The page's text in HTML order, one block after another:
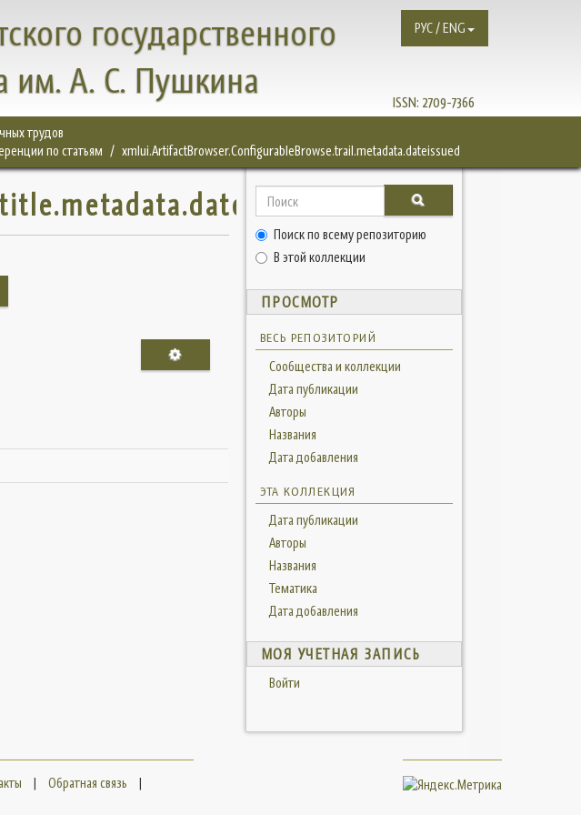
государственного
им. А. С. Пушкина
ISSN: 2709-7366
РУС / ENG
трудов
по статьям xmlui.ArtifactBrowser.ConfigurableBrowse.trail.metadata.dateissued
Поиск по всему репозиторию
В этой коллекции
ПРОСМОТР
ВЕСЬ РЕПОЗИТОРИЙ
Сообщества и коллекции
Дата публикации
Авторы
Названия
Дата добавления
ЭТА КОЛЛЕКЦИЯ
Дата публикации
Авторы
Названия
Тематика
Дата добавления
МОЯ УЧЕТНАЯ ЗАПИСЬ
Войти
| Обратная связь
|